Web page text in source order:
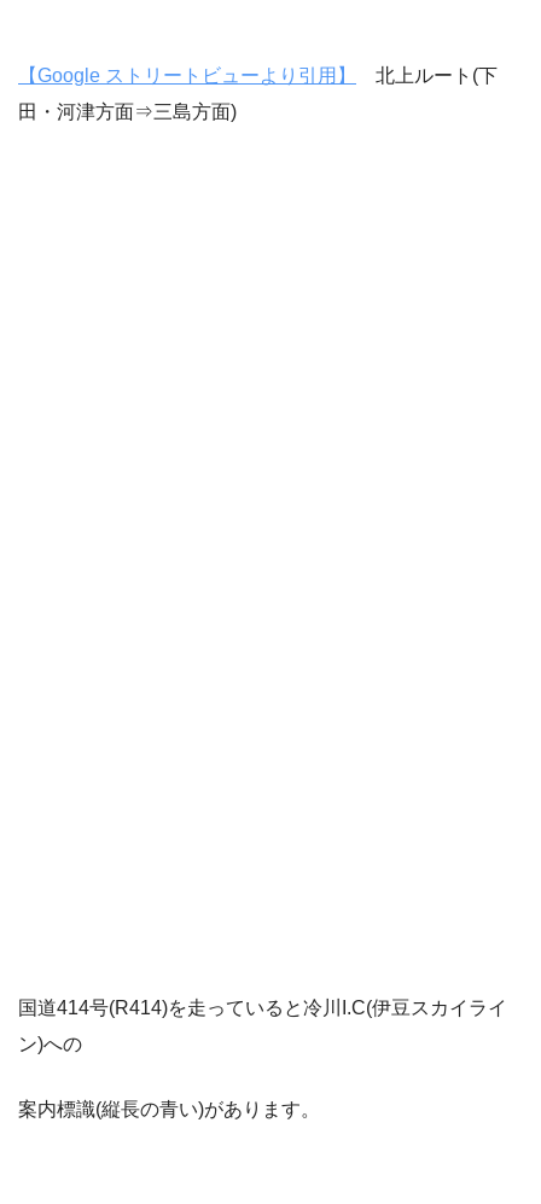
【Google ストリートビューより引用】
北上ルート(下
田・河津方面⇒三島方面)
国道414号(R414)を走っていると冷川I.C(伊豆スカイライ
ン)への
案内標識(縦長の青い)があります。